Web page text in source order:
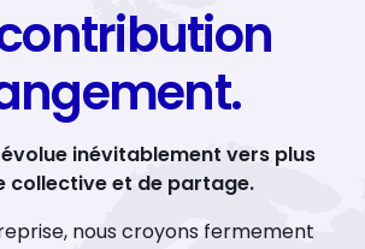
inévitablement vers plus
collective et de partage.
nous croyons fermement